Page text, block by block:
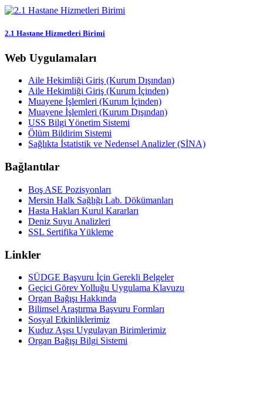
2.1 Hastane Hizmetleri Birimi
Web Uygulamaları
Aile Hekimliği Giriş (Kurum Dışından)
Aile Hekimliği Giriş (Kurum İçinden)
Muayene İşlemleri (Kurum İçinden)
Muayene İşlemleri (Kurum Dışından)
USS Bilgi Yönetim Sistemi
Ölüm Bildirim Sistemi
Sağlıkta İstatistik ve Nedensel Analizler (SİNA)
Bağlantılar
Boş ASE Pozisyonları
Mersin Halk Sağlığı Lab. Dökümanları
Hasta Hakları Kurul Kararları
Deniz Suyu Analizleri
SSL Sertifika Yükleme
Linkler
SÜDGE Başvuru İçin Gerekli Belgeler
Geçici Görev Yolluğu Uygulama Klavuzu
Organ Bağışı Hakkında
Bilimsel Araştırma Başvuru Formları
Sosyal Etkinliklerimiz
Kuduz Aşısı Uygulayan Birimlerimiz
Organ Bağışı Bilgi Sistemi